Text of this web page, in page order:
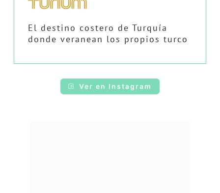
El destino costero de Turquía
donde veranean los propios turco
Ver en Instagram